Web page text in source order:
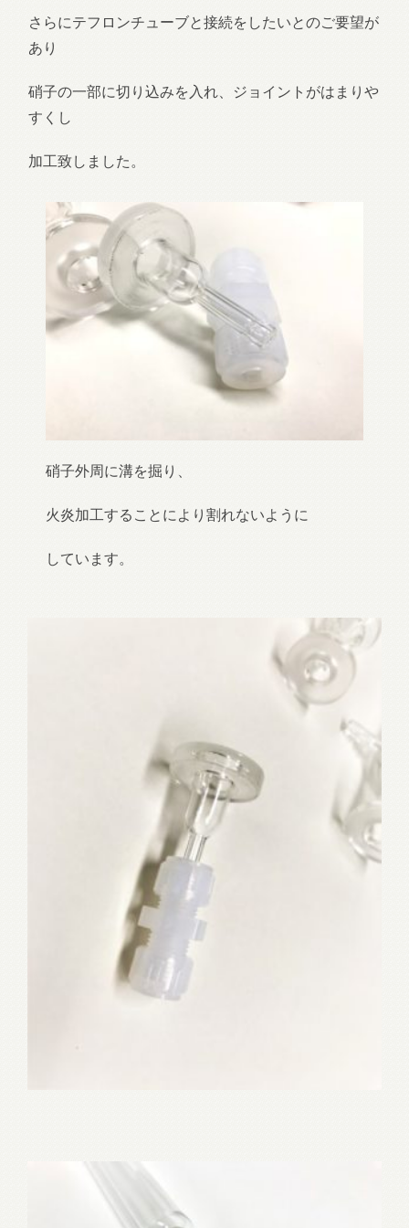
さらにテフロンチューブと接続をしたいとのご要望が
あり
硝子の一部に切り込みを入れ、ジョイントがはまりや
すくし
加工致しました。
硝子外周に溝を掘り、
火炎加工することにより割れないように
しています。